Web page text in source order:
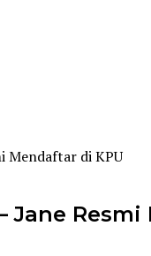
Mendaftar di KPU
Jane